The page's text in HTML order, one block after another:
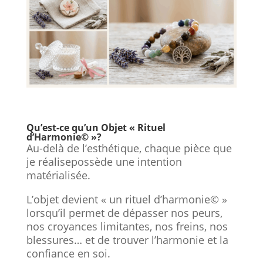
Qu’est-ce qu’un Objet « Rituel
d’Harmonie© »?
Au-delà de l’esthétique, chaque pièce que
je réalisepossède une intention
matérialisée.
L’objet devient « un rituel d’harmonie© »
lorsqu’il permet de dépasser nos peurs,
nos croyances limitantes, nos freins, nos
blessures… et de trouver l’harmonie et la
confiance en soi.